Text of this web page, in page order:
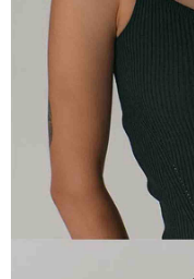
２．關於個人資料處理事宜
https://aftee.tw/terms/#terms3
３．未成年的使用者請事先
「AFTEE先享後付」，若未
４．使用「AFTEE先享後付
時審查核予不同之上限額度
請求用戶進行身份認證。
５．嚴禁一人註冊多個帳號
恩沛科技股份有限公司將有